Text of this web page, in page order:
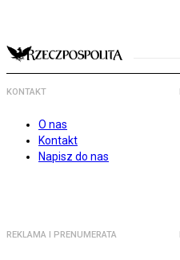
KONTAKT
O nas
Kontakt
Napisz do nas
REKLAMA I PRENUMERATA